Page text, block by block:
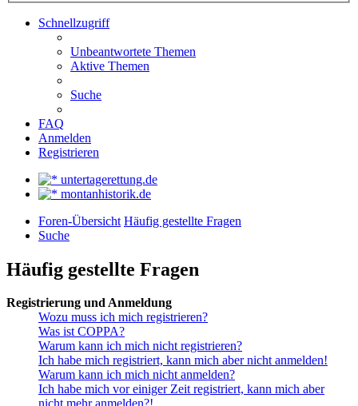
Schnellzugriff
Unbeantwortete Themen
Aktive Themen
Suche
FAQ
Anmelden
Registrieren
untertagerettung.de
montanhistorik.de
Foren-Übersicht Häufig gestellte Fragen
Suche
Häufig gestellte Fragen
Registrierung und Anmeldung
Wozu muss ich mich registrieren?
Was ist COPPA?
Warum kann ich mich nicht registrieren?
Ich habe mich registriert, kann mich aber nicht anmelden!
Warum kann ich mich nicht anmelden?
Ich habe mich vor einiger Zeit registriert, kann mich aber